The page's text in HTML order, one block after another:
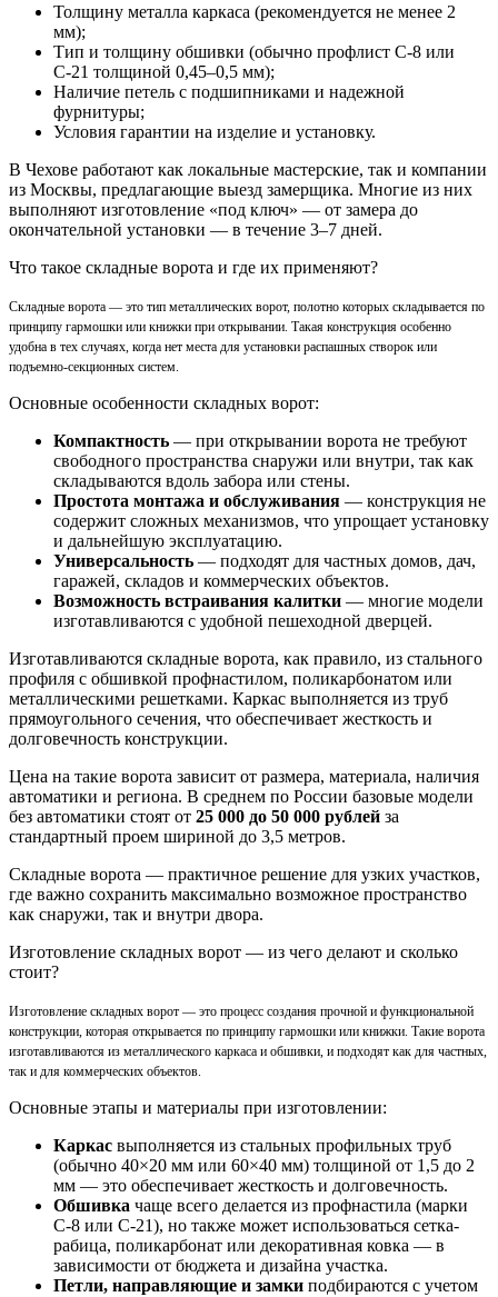
Толщину металла каркаса (рекомендуется не менее 2
мм);
Тип и толщину обшивки (обычно профлист С-8 или
С-21 толщиной 0,45–0,5 мм);
Наличие петель с подшипниками и надежной
фурнитуры;
Условия гарантии на изделие и установку.
В Чехове работают как локальные мастерские, так и компании
из Москвы, предлагающие выезд замерщика. Многие из них
выполняют изготовление «под ключ» — от замера до
окончательной установки — в течение 3–7 дней.
Что такое складные ворота и где их применяют?
Складные ворота — это тип металлических ворот, полотно которых складывается по
принципу гармошки или книжки при открывании. Такая конструкция особенно
удобна в тех случаях, когда нет места для установки распашных створок или
подъемно-секционных систем.
Основные особенности складных ворот:
Компактность — при открывании ворота не требуют
свободного пространства снаружи или внутри, так как
складываются вдоль забора или стены.
Простота монтажа и обслуживания — конструкция не
содержит сложных механизмов, что упрощает установку
и дальнейшую эксплуатацию.
Универсальность — подходят для частных домов, дач,
гаражей, складов и коммерческих объектов.
Возможность встраивания калитки — многие модели
изготавливаются с удобной пешеходной дверцей.
Изготавливаются складные ворота, как правило, из стального
профиля с обшивкой профнастилом, поликарбонатом или
металлическими решетками. Каркас выполняется из труб
прямоугольного сечения, что обеспечивает жесткость и
долговечность конструкции.
Цена на такие ворота зависит от размера, материала, наличия
автоматики и региона. В среднем по России базовые модели
без автоматики стоят от 25 000 до 50 000 рублей за
стандартный проем шириной до 3,5 метров.
Складные ворота — практичное решение для узких участков,
где важно сохранить максимально возможное пространство
как снаружи, так и внутри двора.
Изготовление складных ворот — из чего делают и сколько
стоит?
Изготовление складных ворот — это процесс создания прочной и функциональной
конструкции, которая открывается по принципу гармошки или книжки. Такие ворота
изготавливаются из металлического каркаса и обшивки, и подходят как для частных,
так и для коммерческих объектов.
Основные этапы и материалы при изготовлении:
Каркас выполняется из стальных профильных труб
(обычно 40×20 мм или 60×40 мм) толщиной от 1,5 до 2
мм — это обеспечивает жесткость и долговечность.
Обшивка чаще всего делается из профнастила (марки
С-8 или С-21), но также может использоваться сетка-
рабица, поликарбонат или декоративная ковка — в
зависимости от бюджета и дизайна участка.
Петли, направляющие и замки подбираются с учетом